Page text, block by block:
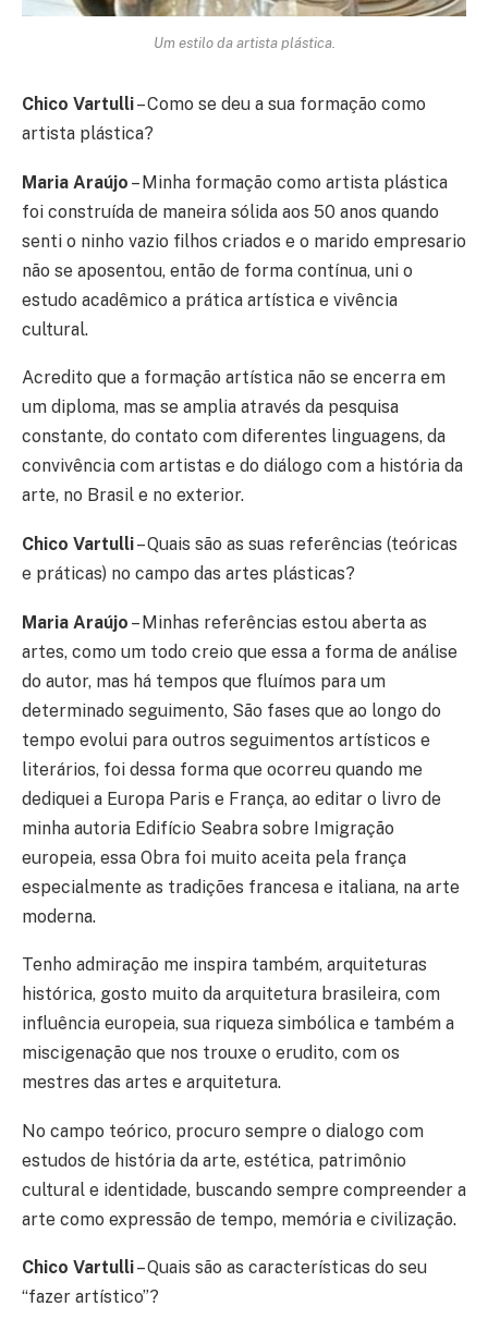
Um estilo da artista plástica.
Chico Vartulli– Como se deu a sua formação como
artista plástica?
Maria Araújo – Minha formação como artista plástica
foi construída de maneira sólida aos 50 anos quando
senti o ninho vazio filhos criados e o marido empresario
não se aposentou, então de forma contínua, uni o
estudo acadêmico a prática artística e vivência
cultural.
Acredito que a formação artística não se encerra em
um diploma, mas se amplia através da pesquisa
constante, do contato com diferentes linguagens, da
convivência com artistas e do diálogo com a história da
arte, no Brasil e no exterior.
Chico Vartulli– Quais são as suas referências (teóricas
e práticas) no campo das artes plásticas?
Maria Araújo – Minhas referências estou aberta as
artes, como um todo creio que essa a forma de análise
do autor, mas há tempos que fluímos para um
determinado seguimento, São fases que ao longo do
tempo evolui para outros seguimentos artísticos e
literários, foi dessa forma que ocorreu quando me
dediquei a Europa Paris e França, ao editar o livro de
minha autoria Edifício Seabra sobre Imigração
europeia, essa Obra foi muito aceita pela frança
especialmente as tradições francesa e italiana, na arte
moderna.
Tenho admiração me inspira também, arquiteturas
histórica, gosto muito da arquitetura brasileira, com
influência europeia, sua riqueza simbólica e também a
miscigenação que nos trouxe o erudito, com os
mestres das artes e arquitetura.
No campo teórico, procuro sempre o dialogo com
estudos de história da arte, estética, patrimônio
cultural e identidade, buscando sempre compreender a
arte como expressão de tempo, memória e civilização.
Chico Vartulli– Quais são as características do seu
“fazer artístico”?